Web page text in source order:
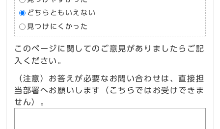
どちらともいえない
見つけにくかった
このページに関してのご意見がありましたらご記
入ください。
（注意）お答えが必要なお問い合わせは、直接担
当部署へお願いします（こちらではお受けできま
せん）。